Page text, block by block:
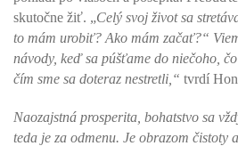
skutočne žiť. „Celý svoj život sa
to mám urobiť? Ako mám začať?“
návody, keď sa púšťame do niečoho,
čím sme sa doteraz nestretli,“ tvrdí
Naozajstná prosperita, bohatstvo sa
teda je za odmenu. Je obrazom čistoty